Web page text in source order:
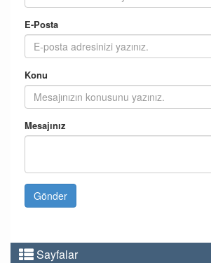
E-Posta
Konu
Mesajınız
Gönder
Sayfalar